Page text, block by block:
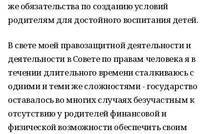
же обязательства по созданию условий
родителям для достойного воспитания детей.
В свете моей правозащитной деятельности и
деятельности в Совете по правам человека я в
течении длительного времени сталкиваюсь с
одними и теми же сложностями - государство
оставалось во многих случаях безучастным к
отсутствию у родителей финансовой и
физической возможности обеспечить своим